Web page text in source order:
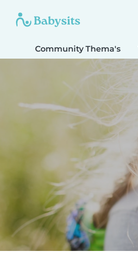
Community Thema's